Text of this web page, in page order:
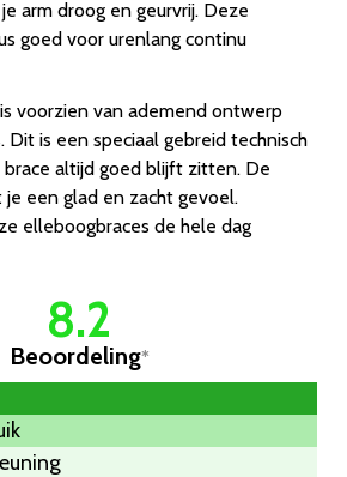
arm droog en geurvrij. Deze
goed voor urenlang continu
voorzien van ademend ontwerp
is een speciaal gebreid technisch
altijd goed blijft zitten. De
een glad en zacht gevoel.
elleboogbraces de hele dag
8.2
Beoordeling*